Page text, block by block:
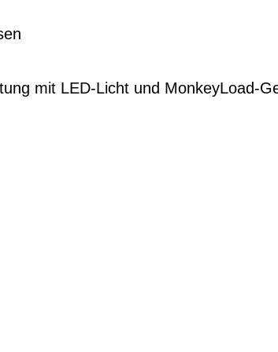
mit LED-Licht und MonkeyLoad-